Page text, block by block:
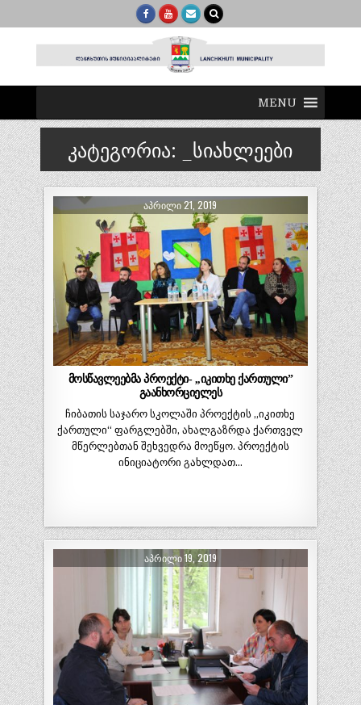
MENU
კატეგორია: _სიახლეები
ᲐᲞᲠᲘᲚᲘ 21, 2019
მოსწავლეებმა პროექტი- ,,იკითხე ქართული”
გაანხორციელეს
ჩიბათის საჯარო სკოლაში პროექტის ,,იკითხე
ქართული“ ფარგლებში, ახალგაზრდა ქართველ
მწერლებთან შეხვედრა მოეწყო. პროექტის
ინიციატორი გახლდათ…
ᲐᲞᲠᲘᲚᲘ 19, 2019